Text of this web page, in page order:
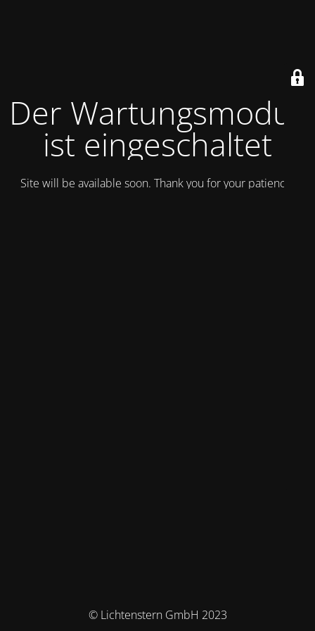
Der Wartungsmodus
ist eingeschaltet
Site will be available soon. Thank you for your patience!
© Lichtenstern GmbH 2023